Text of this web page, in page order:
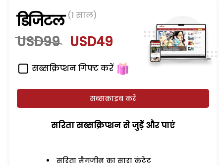
डिजिटल (1 साल)
USD99 USD49
सब्सक्रिप्शन गिफ्ट करें
सब्सक्राइब करें
सरिता सब्सक्रिप्शन से जुड़ेें और पाएं
सरिता मैगजीन का सारा कंटेंट